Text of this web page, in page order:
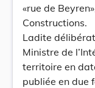
«rue de
Constructions.
Ladite
Ministre de
territoire en
publiée en due